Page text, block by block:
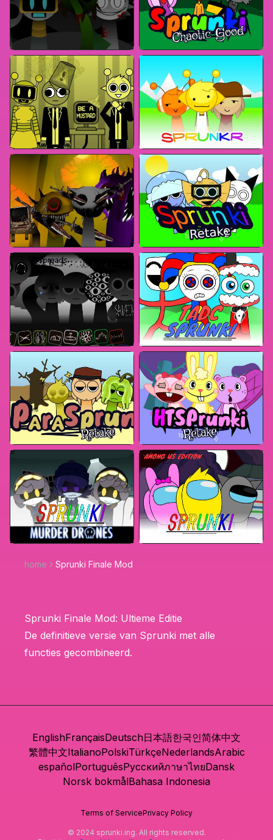
home Sprunki Finale Mod
Sprunki Finale Mod: Ultieme Editie
De definitieve versie van Sprunki met alle
functies gecombineerd.
EnglishFrançaisDeutsch日本語한국인简体中文
繁體中文ItalianoPolskiTürkçeNederlandsArabic
españolPortuguêsРусскийภาษาไทยDansk
Norsk bokmålBahasa Indonesia
Terms of ServicePrivacy Policy
© 2024 sprunki.ing. All rights reserved.